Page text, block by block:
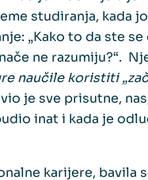
studiranja, kada
„Kako to da ste
ne razumiju?“.
naučile koristiti
je sve prisutne,
inat i kada je
karijere, bavila